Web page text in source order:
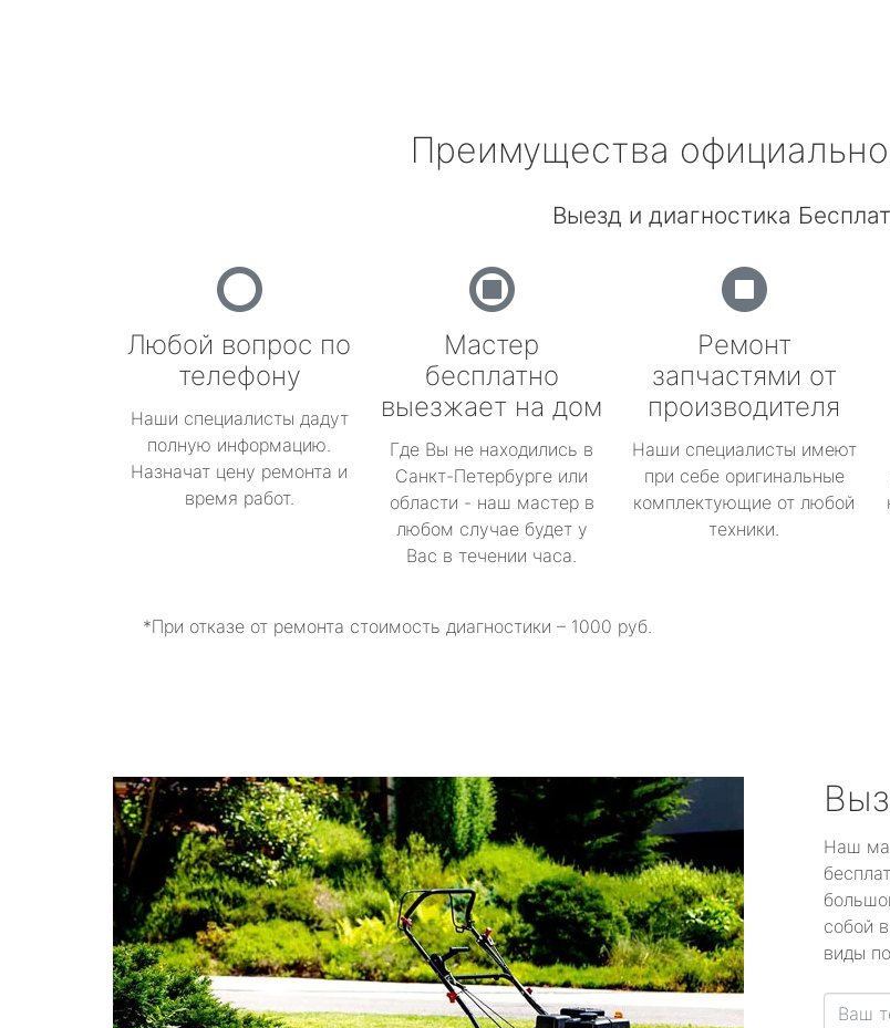
Преимущества
Выезд и диагностика
Любой вопрос по
телефону
Наши специалисты дадут
полную информацию.
Назначат цену ремонта и
время работ.
Мастер
бесплатно
выезжает на дом
Где Вы не находились в
Санкт-Петербурге или
области - наш мастер в
любом случае будет у
Вас в течении часа.
Ремонт
запчастями от
производителя
Наши специалисты имеют
при себе оригинальные
комплектующие от любой
техники.
*При отказе от ремонта стоимость диагностики – 1000 руб.
Наш
собой
виды